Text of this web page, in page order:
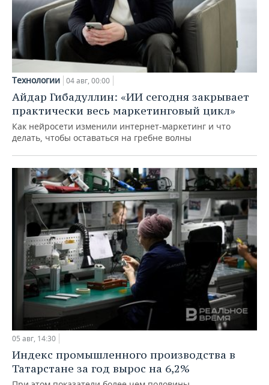
Технологии 04 авг, 00:00
Айдар Гибадуллин: «ИИ сегодня закрывает
практически весь маркетинговый цикл»
Как нейросети изменили интернет-маркетинг и что
делать, чтобы оставаться на гребне волны
05 авг, 14:30
Индекс промышленного производства в
Татарстане за год вырос на 6,2%